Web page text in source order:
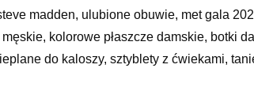
madden, ulubione obuwie, met gala
kolorowe płaszcze damskie, botki
do kaloszy, sztyblety z ćwiekami,